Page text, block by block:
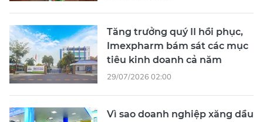
Tăng trưởng quý II hồi phục,
Imexpharm bám sát các mục
tiêu kinh doanh cả năm
29/07/2026 02:00
Vì sao doanh nghiệp xăng dầu